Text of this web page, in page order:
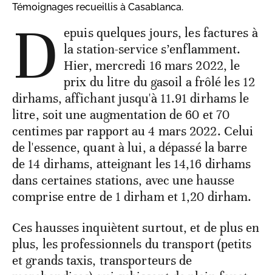
Témoignages recueillis à Casablanca.
D epuis quelques jours, les factures à
la station-service s’enflamment.
Hier, mercredi 16 mars 2022, le
prix du litre du gasoil a frôlé les 12
dirhams, affichant jusqu'à 11.91 dirhams le
litre, soit une augmentation de 60 et 70
centimes par rapport au 4 mars 2022. Celui
de l'essence, quant à lui, a dépassé la barre
de 14 dirhams, atteignant les 14,16 dirhams
dans certaines stations, avec une hausse
comprise entre de 1 dirham et 1,20 dirham.
Ces hausses inquiètent surtout, et de plus en
plus, les professionnels du transport (petits
et grands taxis, transporteurs de